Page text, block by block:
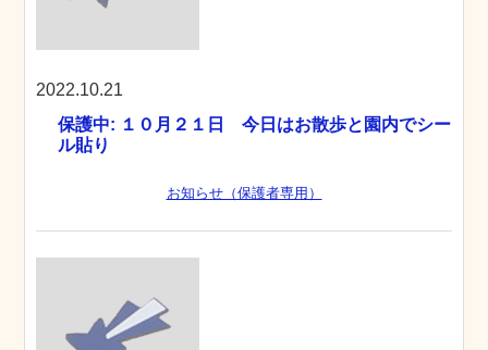
2022.10.21
保護中: １０月２１日 今日はお散歩と園内でシー
ル貼り
お知らせ（保護者専用）